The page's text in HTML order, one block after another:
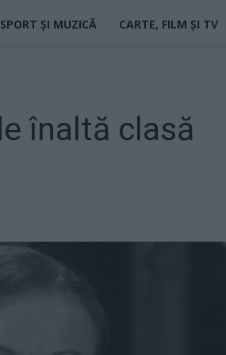
SPORT ȘI MUZICĂ CARTE, FILM ȘI TV
înaltă clasă